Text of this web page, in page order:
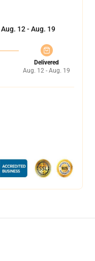
Aug. 12 - Aug. 19
Delivered
Aug. 12 - Aug. 19